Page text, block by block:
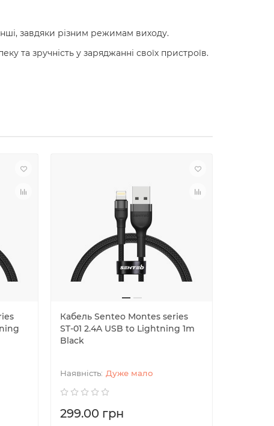
завдяки різним режимам виходу.
та зручність у заряджанні своїх пристроїв.
Кабель Senteo Montes series
ST-01 2.4A USB to Lightning 1m
Black
Дуже мало
299.00 грн